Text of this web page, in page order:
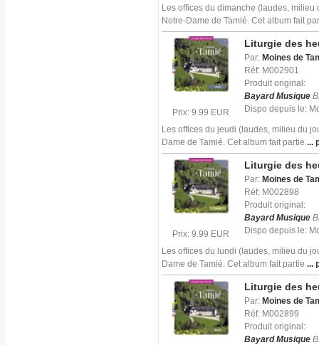
Les offices du dimanche (laudes,
Notre-Dame de Tamié. Cet album fait
Prix: 9.99 EUR
Liturgie des
Par: Moines de
Réf: M002901
Produit original:
Bayard Musique
Dispo depuis le:
Les offices du jeudi (laudes, milieu du
Dame de Tamié. Cet album fait partie ...
Prix: 9.99 EUR
Liturgie des
Par: Moines de
Réf: M002898
Produit original:
Bayard Musique
Dispo depuis le:
Les offices du lundi (laudes, milieu du
Dame de Tamié. Cet album fait partie ...
Liturgie des
Par: Moines de
Réf: M002899
Produit original:
Bayard Musique